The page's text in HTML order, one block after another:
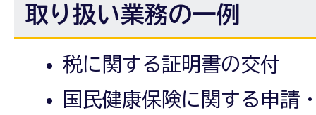
取り扱い業務の一例
税に関する証明書の交付
国民健康保険に関する申請